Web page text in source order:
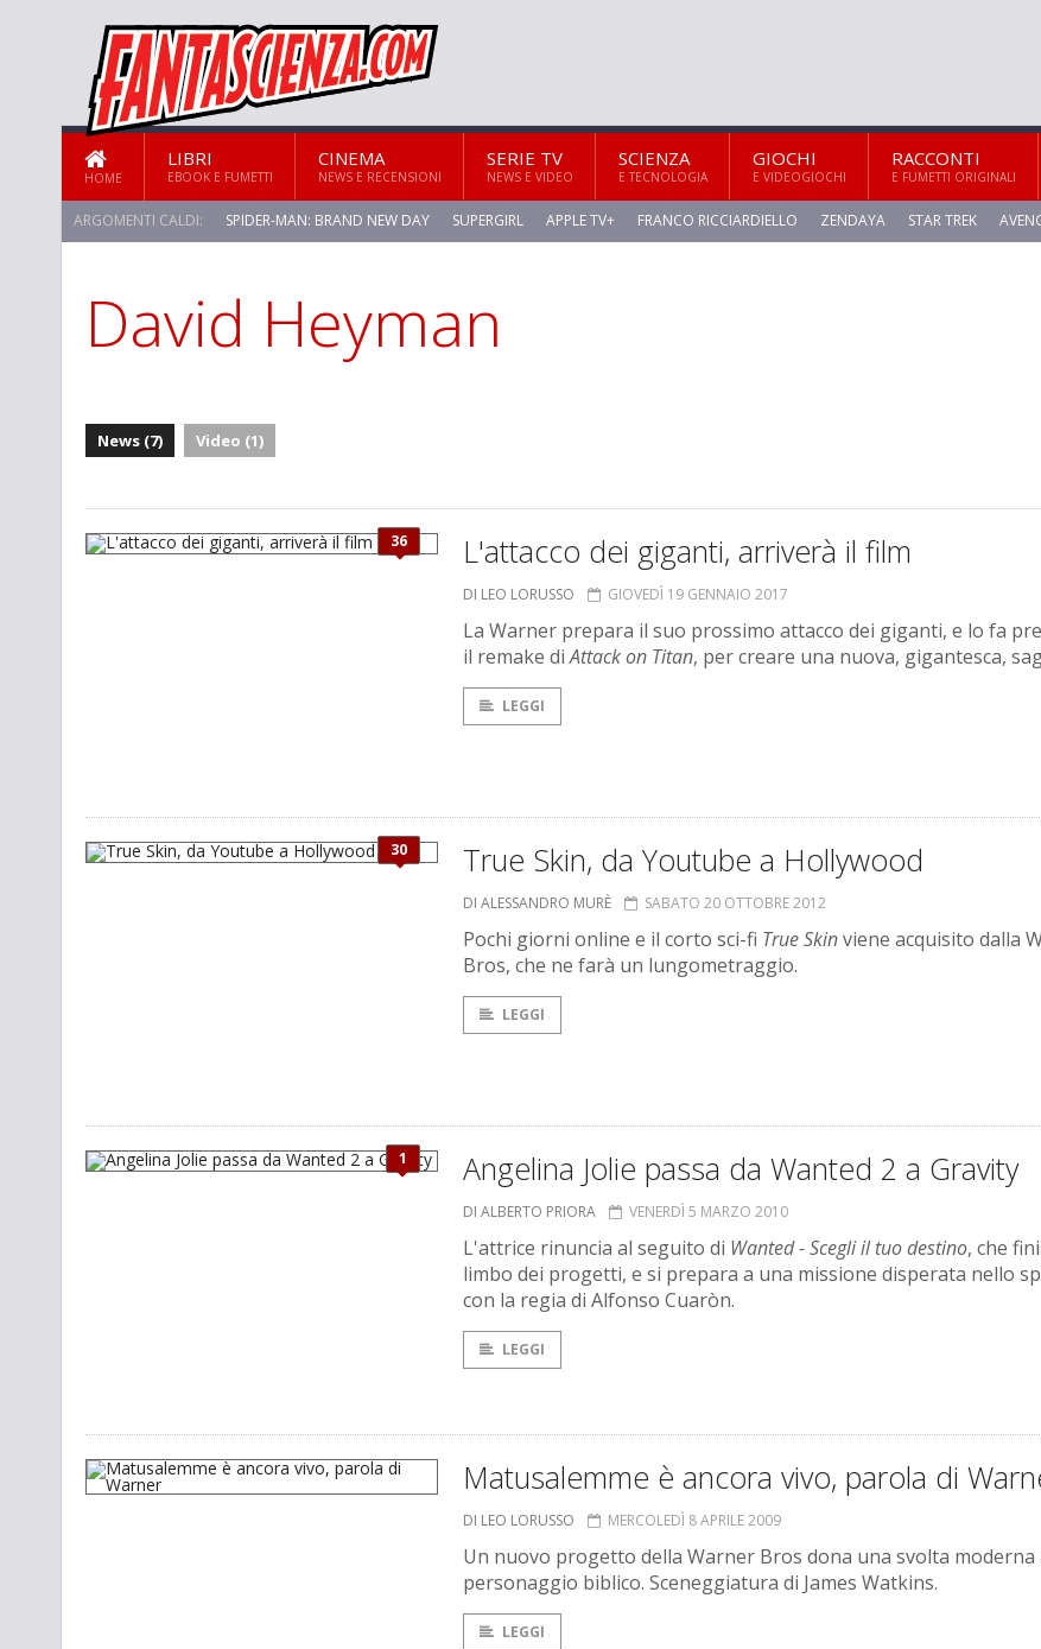
HOME
LIBRI
EBOOK E FUMETTI
CINEMA
NEWS E RECENSIONI
SERIE TV
NEWS E VIDEO
SCIENZA
E TECNOLOGIA
GIOCHI
E VIDEOGIOCHI
RACCONTI
E FUMETTI ORIGINALI
ARGOMENTI CALDI: SPIDER-MAN: BRAND NEW DAY SUPERGIRL APPLE TV+ FRANCO RICCIARDIELLO ZENDAYA STAR TREK
David Heyman
News (7) Video (1)
36 L'attacco dei giganti, arriverà il film
DI LEO LORUSSO GIOVEDÌ 19 GENNAIO 2017
La Warner prepara il suo prossimo attacco dei giganti, e lo fa
il remake diAttack on Titan, per creare una nuova, gigantesca,
LEGGI
30 True Skin, da Youtube a Hollywood
DI ALESSANDRO MURÈ SABATO 20 OTTOBRE 2012
Pochi giorni online e il corto sci-fi True Skinviene acquisito dalla
Bros, che ne farà un lungometraggio.
LEGGI
1 Angelina Jolie passa da Wanted 2 a Gravity
DI ALBERTO PRIORA VENERDÌ 5 MARZO 2010
L'attrice rinuncia al seguito di Wanted - Scegli il tuo destino, che
limbo dei progetti, e si prepara a una missione disperata nello
con la regia di Alfonso Cuaròn.
LEGGI
Matusalemme è ancora vivo, parola di
DI LEO LORUSSO MERCOLEDÌ 8 APRILE 2009
Un nuovo progetto della Warner Bros dona una svolta moderna
personaggio biblico. Sceneggiatura di James Watkins.
LEGGI